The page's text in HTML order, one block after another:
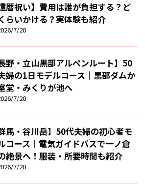
還暦祝い】費用は誰が負担する？ど
らいかける？実体験も紹介
7/20
長野・立山黒部アルペンルート】50
婦の1日モデルコース｜黒部ダムか
堂・みくりが池へ
7/20
群馬・谷川岳】50代夫婦の初心者モ
コース｜電気ガイドバスで一ノ倉
絶景へ！服装・所要時間も紹介
7/20